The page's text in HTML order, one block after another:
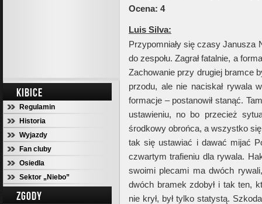
KIBICE
Regulamin
Historia
Wyjazdy
Fan cluby
Osiedla
Sektor „Niebo”
ZGODY
Ocena: 4
Luis Silva:
Przypomniały się czasy Janusza
do zespołu. Zagrał fatalnie, a
Zachowanie przy drugiej bramce
przodu, ale nie naciskał rywala
formacje – postanowił stanąć.
ustawieniu, no bo przecież
środkowy obrońca, a wszystko
tak się ustawiać i dawać mijać
czwartym trafieniu dla rywala.
swoimi plecami ma dwóch
dwóch bramek zdobył i tak ten,
nie krył, był tylko statystą.